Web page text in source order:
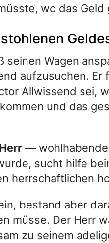
wo das Geld
seinen Wagen
aufzusuchen. Er
Allwissend sei,
und das
—
sucht hilfe
herrschaftlichen
bestand aber
müsse. Der Herr
zu seinem